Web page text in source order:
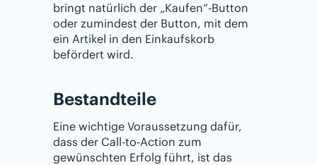
bringt natürlich der „Kaufen“-Button
oder zumindest der Button, mit dem
ein Artikel in den Einkaufskorb
befördert wird.
Bestandteile
Eine wichtige Voraussetzung dafür,
dass der Call-to-Action zum
gewünschten Erfolg führt, ist das